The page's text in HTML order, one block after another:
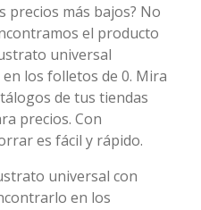
precios más bajos? No
el producto
universal
los folletos de 0. Mira
de tus tiendas
precios. Con
es fácil y rápido.
universal con
en los